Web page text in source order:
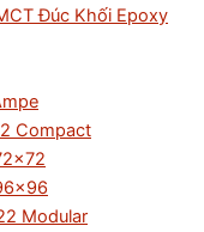
Đúc Khối Epoxy
Compact
Modular